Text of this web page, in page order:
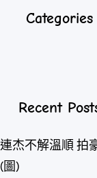
Categories
Recent
杰不解溫順 拍
)